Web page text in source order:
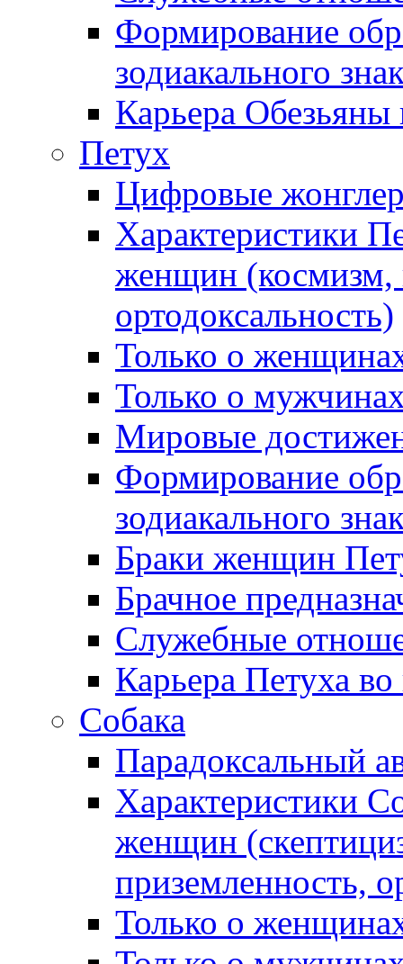
Формирование
зодиакального
Карьера Обезьяны
Петух
Цифровые
Характеристики
женщин (космизм,
ортодоксальность)
Только о
Только о
Мировые
Формирование
зодиакального
Браки женщин
Брачное
Служебные
Карьера Петуха
Собака
Парадоксальный
Характеристики
женщин
приземленность,
Только о